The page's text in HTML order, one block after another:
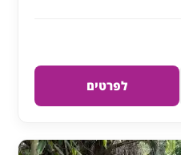
לפרטים